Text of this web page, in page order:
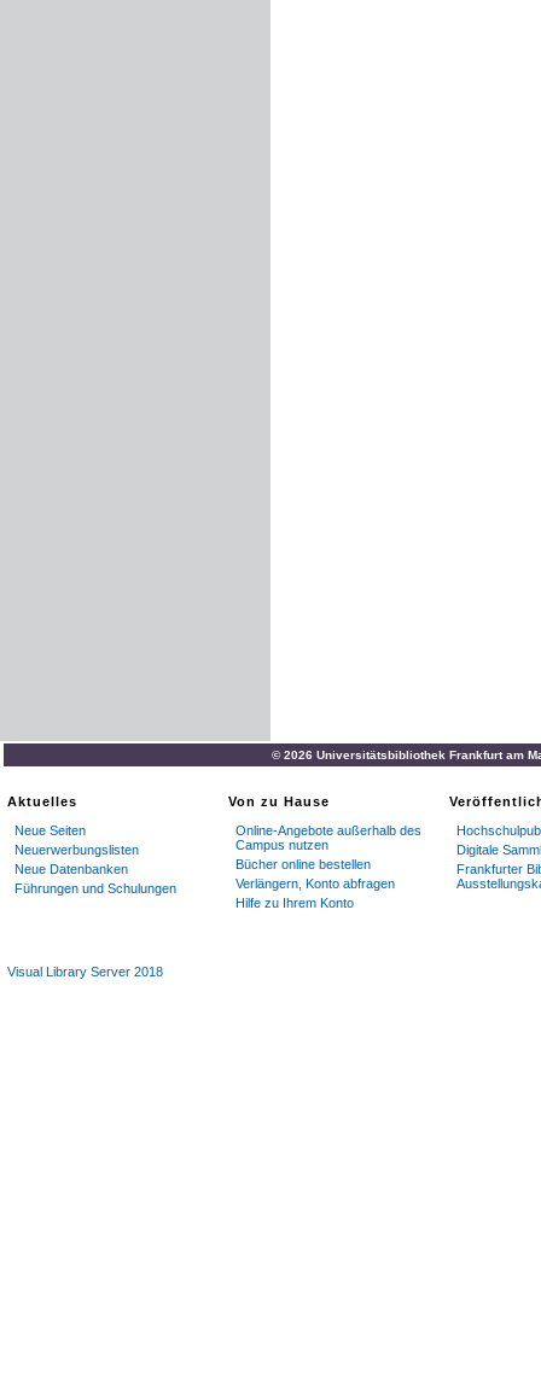
© 2026 Universitätsbibliothek Frankfurt am
Aktuelles
Neue Seiten
Neuerwerbungslisten
Neue Datenbanken
Führungen und Schulungen
Von zu Hause
Online-Angebote außerhalb des
Campus nutzen
Bücher online bestellen
Verlängern, Konto abfragen
Hilfe zu Ihrem Konto
Digitale
Frankfurter
Visual Library Server 2018